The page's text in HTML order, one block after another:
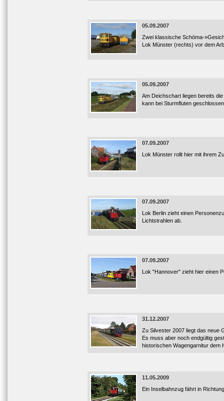
05.09.2007
Zwei klassische Schöma-
Lok Münster (rechts) vor dem
05.09.2007
Am Deichschart liegen bereits
kann bei Sturmfluten
07.09.2007
Lok Münster rollt hier mit ihrem
07.09.2007
Lok Berlin zieht einen
Lichtstrahlen ab.
07.09.2007
Lok "Hannover" zieht hier einen
31.12.2007
Zu Silvester 2007 liegt das neue
Es muss aber noch endgültig
historischen Wagengarnitur dem
11.05.2009
Ein Inselbahnzug fährt in